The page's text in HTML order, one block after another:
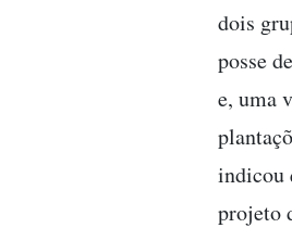
dois
posse
e, uma
indicou
projeto